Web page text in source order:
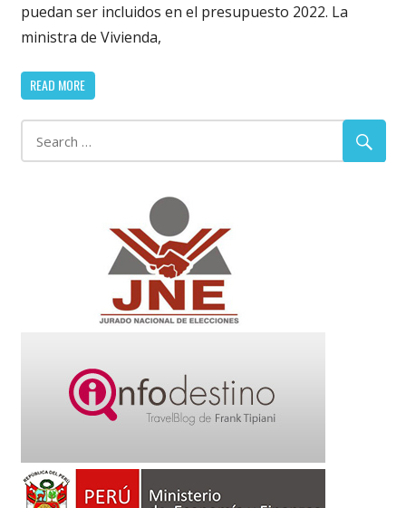
puedan ser incluidos en el presupuesto 2022. La
ministra de Vivienda,
READ MORE